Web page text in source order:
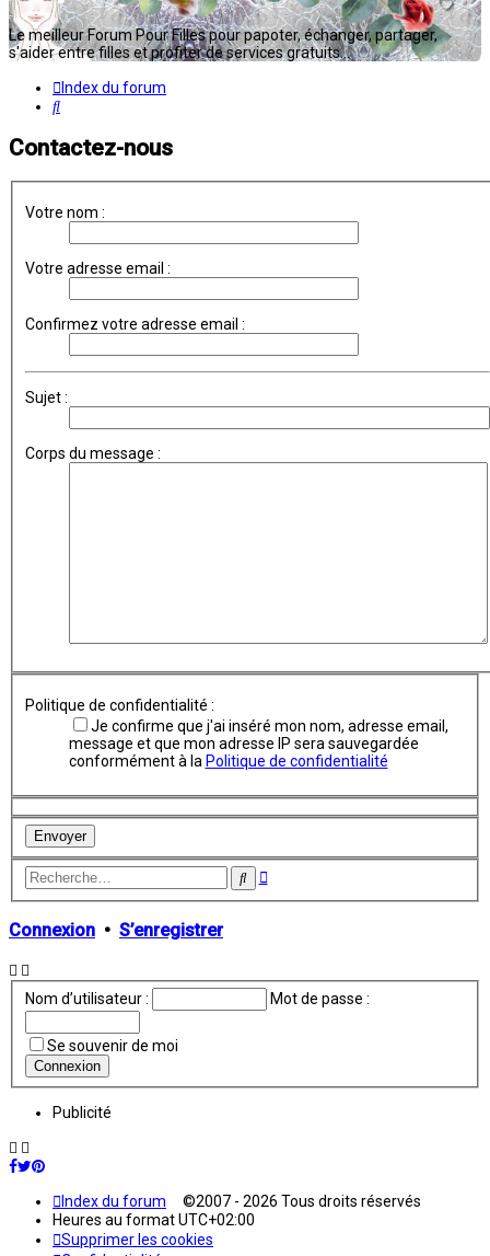
Le meilleur Forum Pour Filles pour papoter, échanger, partager,
s'aider entre filles et profiter de services gratuits...
Index du forum
Rechercher
Contactez-nous
Votre nom :
Votre adresse email :
Confirmez votre adresse email :
Sujet :
Corps du message :
Politique de confidentialité :
Je confirme que j'ai inséré mon nom, adresse email,
message et que mon adresse IP sera sauvegardée
conformément à la Politique de confidentialité
Rechercher
Recherche
Connexion • S’enregistrer
Nom d’utilisateur : Mot de passe :
Se souvenir de moi
Publicité
Index du forum ©2007 - 2026 Tous droits réservés
Heures au formatUTC+02:00
Supprimer les cookies